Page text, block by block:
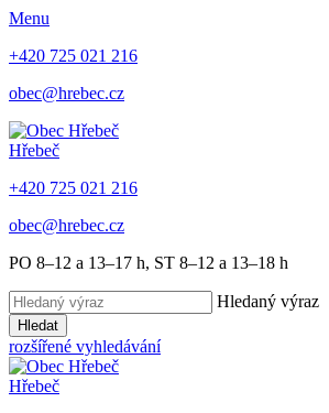
Menu
+420 725 021 216
obec@hrebec.cz
Hřebeč
+420 725 021 216
obec@hrebec.cz
PO 8–12 a 13–17 h, ST 8–12 a 13–18 h
Hledaný výraz
Hledat
rozšířené vyhledávání
Hřebeč